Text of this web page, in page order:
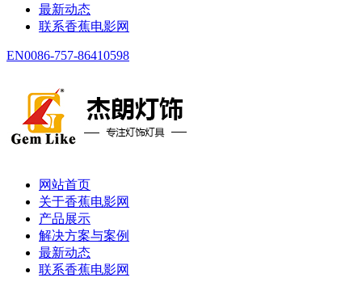
最新动态
联系香蕉电影网
EN0086-757-86410598
网站首页
关于香蕉电影网
产品展示
解决方案与案例
最新动态
联系香蕉电影网